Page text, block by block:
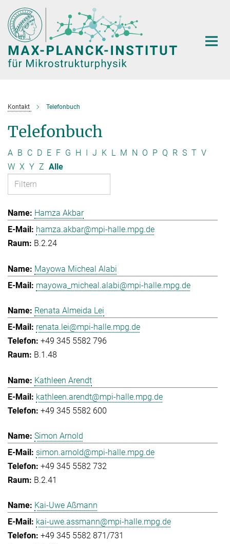
Hauptinhalt
Kontakt Telefonbuch
Telefonbuch
A B C D E F G H I J K L M N O P Q R S T V
W X Y Z Alle
Hamza Akbar
hamza.akbar@mpi-halle.mpg.de
B.2.24
Mayowa Micheal Alabi
mayowa_micheal.alabi@mpi-halle.mpg.de
Renata Almeida Lei
renata.lei@mpi-halle.mpg.de
+49 345 5582 796
B.1.48
Kathleen Arendt
kathleen.arendt@mpi-halle.mpg.de
+49 345 5582 600
Simon Arnold
simon.arnold@mpi-halle.mpg.de
+49 345 5582 732
B.2.41
Kai-Uwe Aßmann
kai-uwe.assmann@mpi-halle.mpg.de
+49 345 5582 871/731